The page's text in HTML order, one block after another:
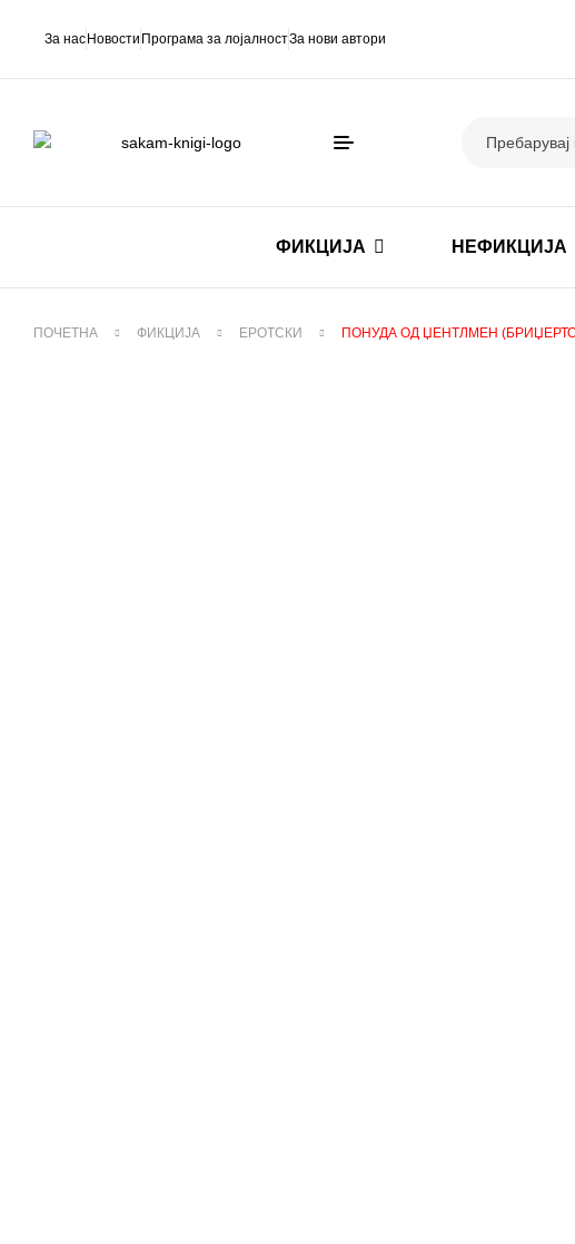
За нас Новости Програма за лојалностЗа нови автори
ФИКЦИЈА НЕФИКЦИЈА
ПОЧЕТНА ФИКЦИЈА ЕРОТСКИ ПОНУДА ОД ЏЕНТЛМЕН